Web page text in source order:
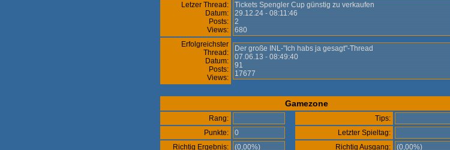
Letzer Thread:
Datum:
Posts:
Views:
Tickets Spengler Cup günstig zu verkaufen
29.12.24 - 08:11:46
2
680
Erfolgreichster
Thread:
Datum:
Posts:
Views:
Der große INL-"Ich habs ja gesagt"-Thread
07.06.13 - 08:49:40
91
17677
Gamezone
Rang:
Tips:
Punkte:
0
Letzter Spieltag:
Richtig Ergebnis:
(0,00%) Richtig Ausgang: (0,00%)